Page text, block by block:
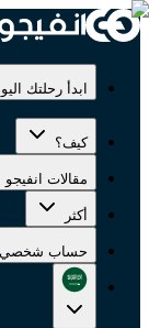
ابدأ رحلتك
كيف؟
مقالات انفيجو
أكثر
حساب شخصي